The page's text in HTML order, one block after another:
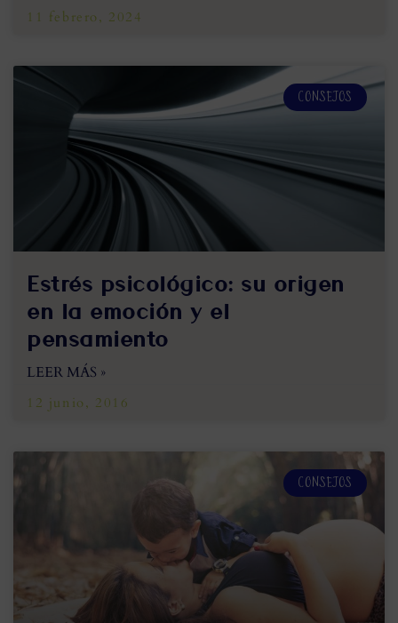
11 febrero, 2024
CONSEJOS
Estrés psicológico: su origen
en la emoción y el
pensamiento
LEER MÁS »
12 junio, 2016
CONSEJOS